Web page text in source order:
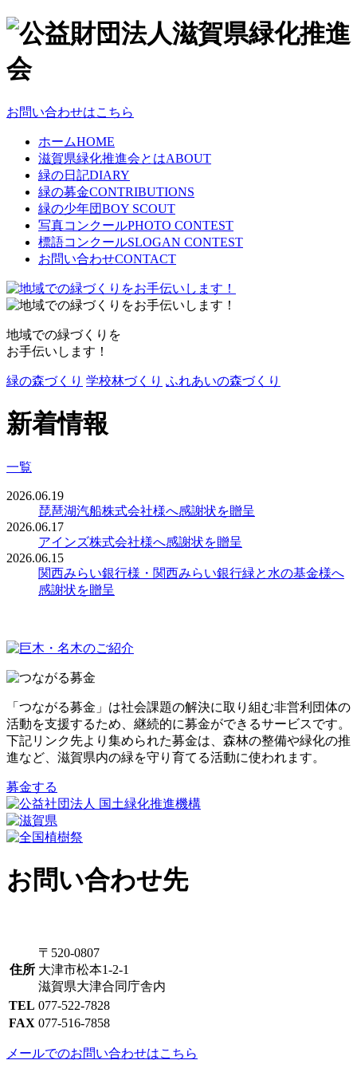
お問い合わせはこちら
ホームHOME
滋賀県緑化推進会とはABOUT
緑の日記DIARY
緑の募金CONTRIBUTIONS
緑の少年団BOY SCOUT
写真コンクールPHOTO CONTEST
標語コンクールSLOGAN CONTEST
お問い合わせCONTACT
地域での緑づくりを
お手伝いします！
緑の森づくり 学校林づくり ふれあいの森づくり
新着情報
一覧
2026.06.19
琵琶湖汽船株式会社様へ感謝状を贈呈
2026.06.17
アインズ株式会社様へ感謝状を贈呈
2026.06.15
関西みらい銀行様・関西みらい銀行緑と水の基金様へ
感謝状を贈呈
「つながる募金」は社会課題の解決に取り組む非営利団体の
活動を支援するため、継続的に募金ができるサービスです。
下記リンク先より集められた募金は、森林の整備や緑化の推
進など、滋賀県内の緑を守り育てる活動に使われます。
募金する
お問い合わせ先
住所
〒520-0807
大津市松本1-2-1
滋賀県大津合同庁舎内
TEL 077-522-7828
FAX 077-516-7858
メールでのお問い合わせはこちら